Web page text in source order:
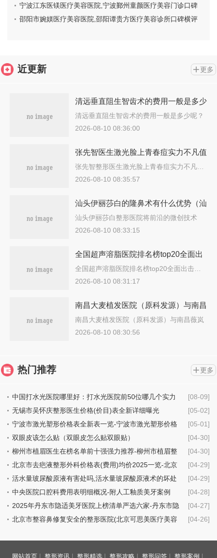
价位表
宁波江东医镁医疗美容医院,宁波鄞州童颜医疗美容门诊口碑
实力强强比拼
邵阳市婉媄医疗美容医院,邵阳谭贵方医疗美容诊所口碑横评
近更新 更多
清远垂直阻生智齿术的费用一般是多少
呢
清远垂直阻生智齿术的费用一般是多少呢？
智…
2026-08-10 08:36:00
张先智医生激光脸上青春痘实力不凡值
得选-长沙市禾丽医疗美容门诊部
张先智整形医生激光脸上青春痘实力不凡…
2026-08-10 08:35:57
汕头伊丽莎白的隆鼻术有什么优势（汕
头伊丽莎白整形）
汕头伊丽莎白整形医院将前沿的微创技术
统…
2026-08-10 08:33:15
全国超声溶脂医院排名榜top20全面出
击-口碑常青
全国超声溶脂医院排名榜top20全面出击…
2026-08-10 08:31:17
南昌大麦植发医院（原科发源）与南昌
薇岚医疗美容哪家更便宜价目表PK
南昌大麦植发医院（原科发源）与南昌薇岚
医…
2026-08-10 08:30:56
热门推荐 更多
[08-09]
中国打水光医院哪里好：打水光医院前50位哪几个实力
强
[05-02]
无锡市吴怀庆整形医生价格(价目)表全新详细曝光
[05-01]
宁波市激光塑形价格表全新表一览-宁波市激光塑形价格
行情
[04-30]
双眼皮该怎么贴（双眼皮怎么贴双眼贴）
[04-30]
柳州市植眉医生在榜名单前十强强力推荐-柳州市植眉整
形医生
[04-29]
北京市去疤液整形外科价格表(费用)均价2025一览-北京
市去疤液具体费用是多少钱
[04-29]
活水量玻尿酸原液有害处吗,活水量玻尿酸原液术的坏处
[04-28]
中央医院口腔科费用表明细概况-附人工釉质美牙案例
[04-27]
2025年丹东市隐适美牙医院上榜清单严选六家-丹东市隐
适美牙口腔医院
[04-26]
北京市整容鼻修复安全的整形医院(北京可思美医疗美容
网站首页 整形资讯 整形精选 整形攻略 整形问答 整形案例